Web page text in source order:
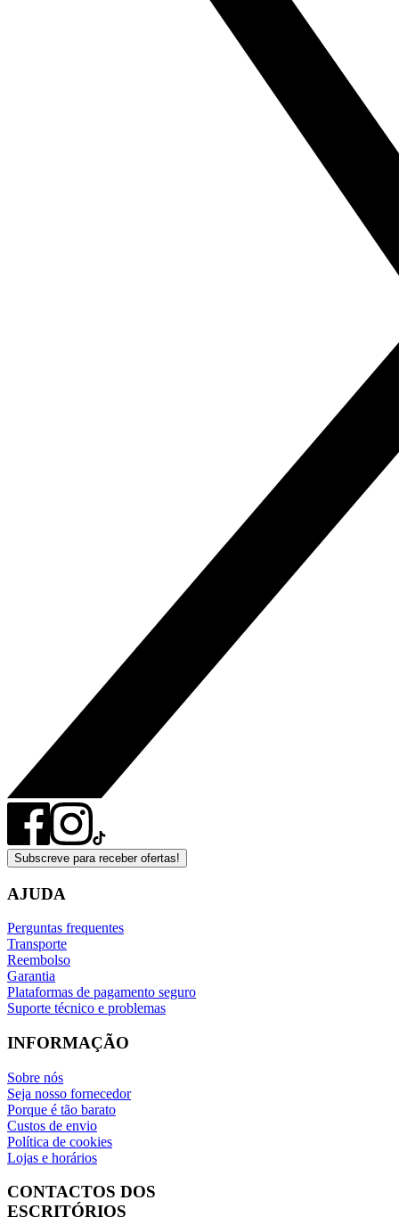
Subscreve para receber ofertas!
AJUDA
Perguntas frequentes
Transporte
Reembolso
Garantia
Plataformas de pagamento seguro
Suporte técnico e problemas
INFORMAÇÃO
Sobre nós
Seja nosso fornecedor
Porque é tão barato
Custos de envio
Política de cookies
Lojas e horários
CONTACTOS DOS
ESCRITÓRIOS